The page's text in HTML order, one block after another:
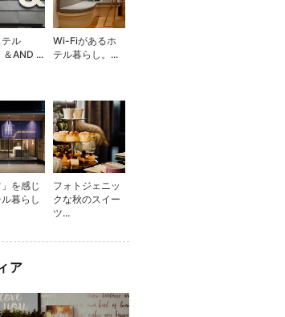
テル
＆AND ...
Wi-Fiがあるホ
テル暮らし。...
」を感じ
暮らし
フォトジェニッ
クな秋のスイー
ツ...
ア